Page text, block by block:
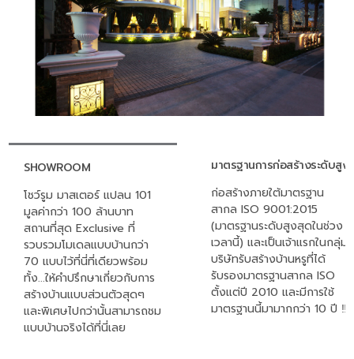
SHOWROOM
โชว์รูม มาสเตอร์ แปลน 101
มูลค่ากว่า 100 ล้านบาท
สถานที่สุด Exclusive ที่
รวบรวมโมเดลแบบบ้านกว่า
70 แบบไว้ที่นี่ที่เดียวพร้อม
ทั้ง...ให้คำปรึกษาเกี่ยวกับการ
สร้างบ้านแบบส่วนตัวสุดๆ
และพิเศษไปกว่านั้นสามารถชม
แบบบ้านจริงได้ที่นี่เลย
มาตรฐานการก่อสร้างระดับสูง
ก่อสร้างภายใต้มาตรฐาน
สากล ISO 9001:2015
(มาตรฐานระดับสูงสุดในช่วง
เวลานี้) และเป็นเจ้าแรกในกลุ่ม
บริษัทรับสร้างบ้านหรูที่ได้
รับรองมาตรฐานสากล ISO
ตั้งแต่ปี 2010 และมีการใช้
มาตรฐานนี้มามากกว่า 10 ปี ‼